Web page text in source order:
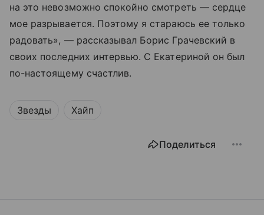
на это невозможно спокойно смотреть — сердце
мое разрывается. Поэтому я стараюсь ее только
радовать», — рассказывал Борис Грачевский в
своих последних интервью. С Екатериной он был
по-настоящему счастлив.
Звезды Хайп
Поделиться